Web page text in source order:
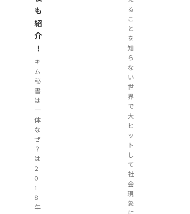
も
紹
介
！
キ
ム
秘
書
は
一
体
な
ぜ
？
は
2
0
1
8
年
る
こ
と
を
知
ら
な
い
世
界
で
大
ヒ
ッ
ト
し
て
社
会
現
象